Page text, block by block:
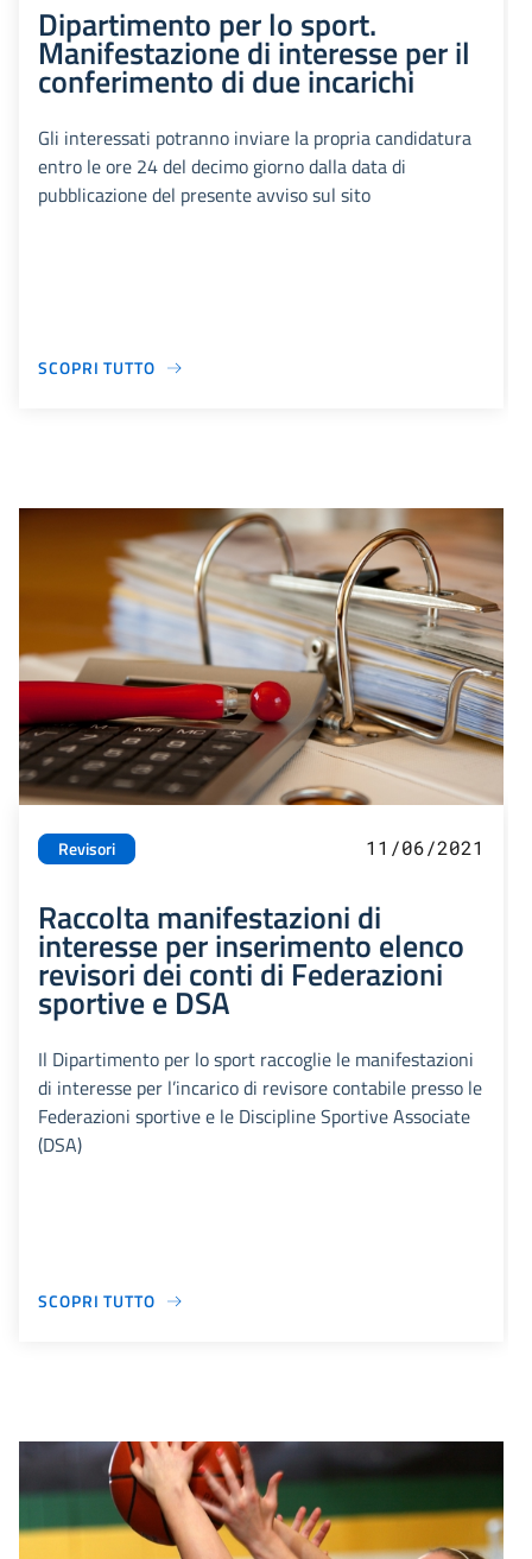
Dipartimento per lo sport.
Manifestazione di interesse per il
conferimento di due incarichi
Gli interessati potranno inviare la propria candidatura
entro le ore 24 del decimo giorno dalla data di
pubblicazione del presente avviso sul sito
SCOPRI TUTTO
Revisori 11/06/2021
Raccolta manifestazioni di
interesse per inserimento elenco
revisori dei conti di Federazioni
sportive e DSA
Il Dipartimento per lo sport raccoglie le manifestazioni
di interesse per l’incarico di revisore contabile presso le
Federazioni sportive e le Discipline Sportive Associate
(DSA)
SCOPRI TUTTO